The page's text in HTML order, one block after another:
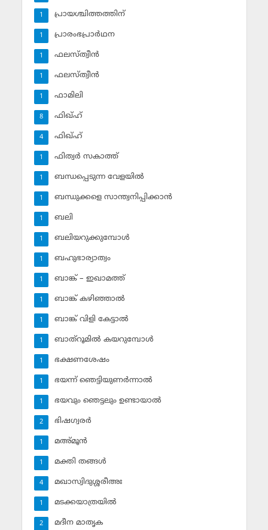
പ്രായശ്ചിത്തത്തിന്
1
പ്രാരംഭപ്രാര്‍ഥന
1
ഫലസ്ത്വീൻ
1
ഫലസ്ത്വീൻ
1
ഫാമിലി
1
ഫിഖ്ഹ്
8
ഫിഖ്ഹ്‌
4
ഫിത്വര്‍ സകാത്ത്‌
1
ബന്ധപ്പെടുന്ന വേളയില്‍
1
ബന്ധുക്കളെ സാന്ത്വനിപ്പിക്കാന്‍
1
ബലി
1
ബലിയറുക്കുമ്പോള്‍
1
ബഹുഭാര്യാത്വം
1
ബാങ്ക് – ഇഖാമത്ത്
1
ബാങ്ക് കഴിഞ്ഞാല്‍
1
ബാങ്ക് വിളി കേട്ടാല്‍
1
ബാത്‌റൂമില്‍ കയറുമ്പോള്‍
1
ഭക്ഷണശേഷം
1
ഭയന്ന് ഞെട്ടിയുണര്‍ന്നാല്‍
1
ഭയവും ഞെട്ടലും ഉണ്ടായാല്‍
1
ഭിഷഗ്വരര്‍
2
മഅ്മൂന്‍
1
മക്തി തങ്ങള്‍
1
മഖാസ്വിദുശ്ശരീഅഃ
4
മടക്കയാത്രയില്‍
1
മദീന മാതൃക
2